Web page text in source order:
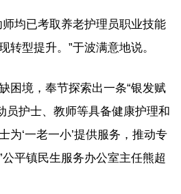
均已考取养老护理员职业技能
转型提升。”于波满意地说。
困境，奉节探索出一条“银发赋
员护士、教师等具备健康护理和
为‘一老一小’提供服务，推动专
平镇民生服务办公室主任熊超